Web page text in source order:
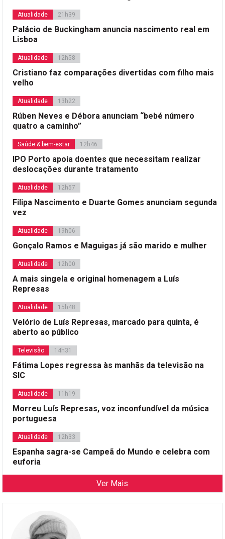
Atualidade 21h39
Palácio de Buckingham anuncia nascimento real em
Lisboa
Atualidade 12h58
Cristiano faz comparações divertidas com filho mais
velho
Atualidade 13h22
Rúben Neves e Débora anunciam “bebé número
quatro a caminho”
Saúde & bem-estar 12h46
IPO Porto apoia doentes que necessitam realizar
deslocações durante tratamento
Atualidade 12h57
Filipa Nascimento e Duarte Gomes anunciam segunda
vez
Atualidade 19h06
Gonçalo Ramos e Maguigas já são marido e mulher
Atualidade 12h00
A mais singela e original homenagem a Luís
Represas
Atualidade 15h48
Velório de Luís Represas, marcado para quinta, é
aberto ao público
Televisão 14h31
Fátima Lopes regressa às manhãs da televisão na
SIC
Atualidade 11h19
Morreu Luís Represas, voz inconfundível da música
portuguesa
Atualidade 12h33
Espanha sagra-se Campeã do Mundo e celebra com
euforia
Ver Mais